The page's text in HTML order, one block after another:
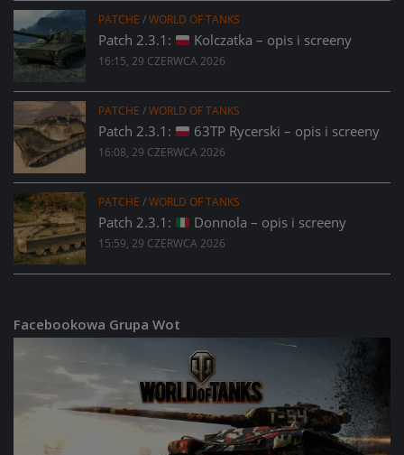
PATCHE /WORLD OF TANKS
Patch 2.3.1: Kolczatka – opis i screeny
16:15, 29 CZERWCA 2026
PATCHE /WORLD OF TANKS
Patch 2.3.1: 63TP Rycerski – opis i screeny
16:08, 29 CZERWCA 2026
PATCHE /WORLD OF TANKS
Patch 2.3.1: Donnola – opis i screeny
15:59, 29 CZERWCA 2026
Facebookowa Grupa Wot